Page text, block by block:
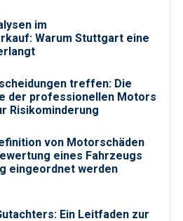
im
Warum Stuttgart eine
treffen: Die
der professionellen Motors
Risikominderung
von Motorschäden
eines Fahrzeugs
eingeordnet werden
Ein Leitfaden zur